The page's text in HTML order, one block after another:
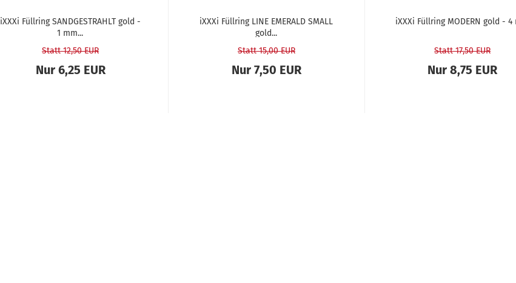
iXXXi Füll­ring SAND­GE­STRAHLT gold -
1 mm...
Statt 12,50 EUR
Nur 6,25 EUR
iXXXi Füll­ring LINE EME­RALD SMALL
gold...
Statt 15,00 EUR
Nur 7,50 EUR
iXXXi Füll­ring MO­DERN gold - 4
Statt 17,50 EUR
Nur 8,75 EUR